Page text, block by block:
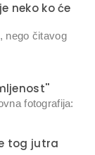
neko ko će
nego čitavog
fotografija:
tog jutra